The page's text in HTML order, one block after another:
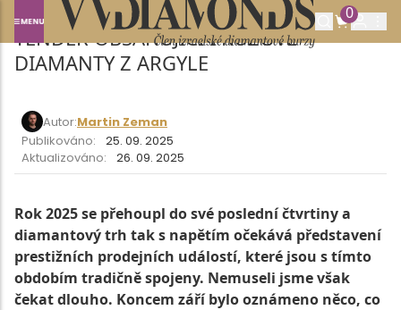
0
RIO TINTO PŘEDSTAVUJE POSLEDNÍ
TENDER OBSAHUJÍCÍ I RŮŽOVÉ
DIAMANTY Z ARGYLE
Autor:Martin Zeman
Publikováno:
25. 09. 2025
Aktualizováno:
26. 09. 2025
Rok 2025 se přehoupl do své poslední čtvrtiny a
diamantový trh tak s napětím očekává představení
prestižních prodejních událostí, které jsou s tímto
obdobím tradičně spojeny. Nemuseli jsme však
čekat dlouho. Koncem září bylo oznámeno něco, co